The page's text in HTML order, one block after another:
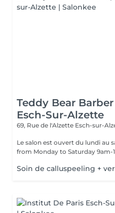
Teddy Bear
Esch-Sur-Alzette
69, Rue de l'Alzette Esch-sur-
Le salon est ouvert du lundi au samedi 9h-19h
from Monday to Saturday 9am-
Soin de calluspeeling +